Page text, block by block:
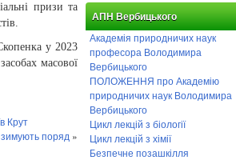
призи та
у 2023
масової
Крут
поряд »
АПН Вербицького
Академія природничих наук
професора Володимира
Вербицького
ПОЛОЖЕННЯ про Академію
природничих наук Володимира
Вербицького
Цикл лекцій з біології
Цикл лекцій з хімії
Безпечне позашкілля